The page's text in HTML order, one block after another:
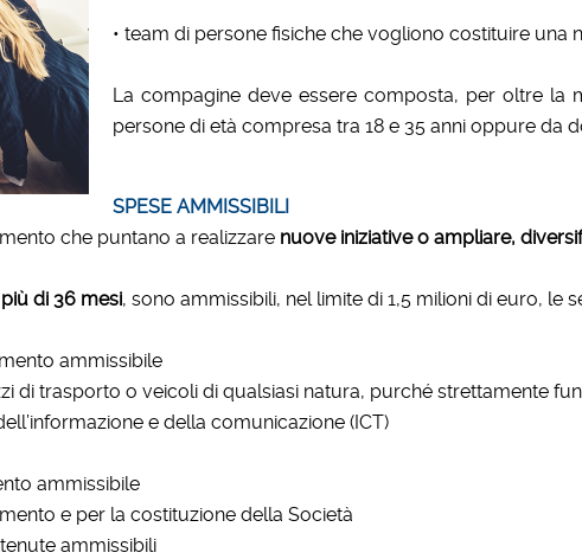
• team di persone fisiche che vogliono costituire una
La compagine deve essere composta, per oltre la
persone di età compresa tra 18 e 35 anni oppure da
SPESE AMMISSIBILI
che puntano a realizzare nuove iniziative o ampliare,
di 36 mesi, sono ammissibili, nel limite di 1,5 milioni di euro, le
ammissibile
di trasporto o veicoli di qualsiasi natura, purché strettamente
e della comunicazione (ICT)
ammissibile
e per la costituzione della Società
ammissibili